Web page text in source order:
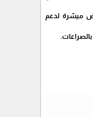
ميسّرة لدعم